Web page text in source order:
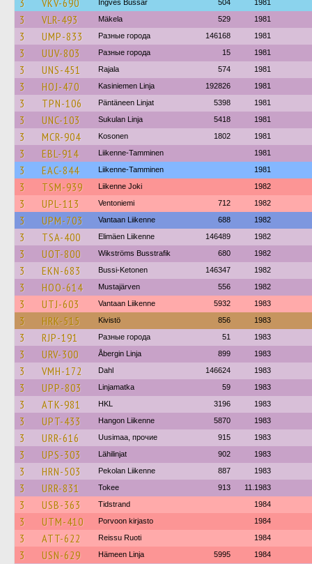
3 VKV-690 Ingves Bussar 504 1981
3 VLR-493 Mäkela 529 1981
3 UMP-833 Разные города 146168 1981
3 UUV-803 Разные города 15 1981
3 UNS-451 Rajala 574 1981
3 HOJ-470 Kasiniemen Linja 192826 1981
3 TPN-106 Päntäneen Linjat 5398 1981
3 UNC-103 Sukulan Linja 5418 1981
3 MCR-904 Kosonen 1802 1981
3 EBL-914 Liikenne-Tamminen 1981
3 EAC-844 Liikenne-Tamminen 1981
3 TSM-939 Liikenne Joki 1982
3 UPL-113 Ventoniemi 712 1982
3 UPM-703 Vantaan Liikenne 688 1982
3 TSA-400 Elimäen Liikenne 146489 1982
3 UOT-800 Wikströms Busstrafik 680 1982
3 EKN-683 Bussi-Ketonen 146347 1982
3 HOO-614 Mustajärven 556 1982
3 UTJ-603 Vantaan Liikenne 5932 1983
3 HRK-515 Kivistö 856 1983
3 RJP-191 Разные города 51 1983
3 URV-300 Åbergin Linja 899 1983
3 VMH-172 Dahl 146624 1983
3 UPP-803 Linjamatka 59 1983
3 ATK-981 HKL 3196 1983
3 UPT-433 Hangon Liikenne 5870 1983
3 URR-616 Uusimaa, прочие 915 1983
3 UPS-303 Lähilinjat 902 1983
3 HRN-503 Pekolan Liikenne 887 1983
3 URR-831 Tokee 913 11.1983
3 USB-363 Tidstrand 1984
3 UTM-410 Porvoon kirjasto 1984
3 ATT-622 Reissu Ruoti 1984
3 USN-629 Hämeen Linja 5995 1984